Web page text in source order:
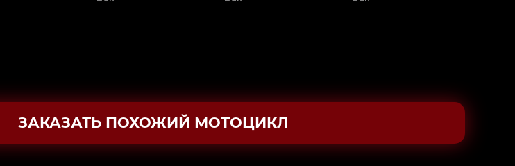
ЗАКАЗАТЬ ПОХОЖИЙ МОТОЦИКЛ